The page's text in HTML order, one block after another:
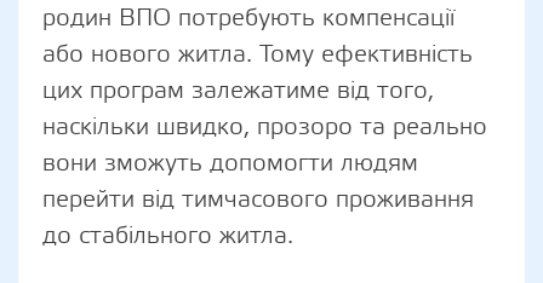
родин ВПО потребують компенсації
або нового житла. Тому ефективність
цих програм залежатиме від того,
наскільки швидко, прозоро та реально
вони зможуть допомогти людям
перейти від тимчасового проживання
до стабільного житла.